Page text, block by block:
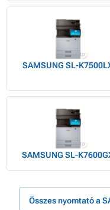
SAMSUNG SL-
SAMSUNG SL-
Összes nyomtató a